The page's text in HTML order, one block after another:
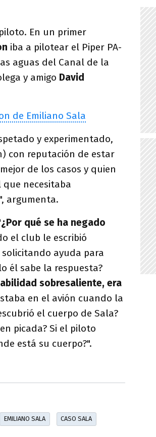
En un primer
iba a pilotear el Piper PA-
aguas del Canal de la
y amigo David
de Emiliano Sala
y experimentado,
con reputación de estar
de los casos y quien
necesitaba
argumenta.
¿Por qué se ha negado
el club le escribió
ayuda para
él sabe la respuesta?
sobresaliente, era
en el avión cuando la
el cuerpo de Sala?
picada? Si el piloto
está su cuerpo?".
EMILIANO SALA CASO SALA